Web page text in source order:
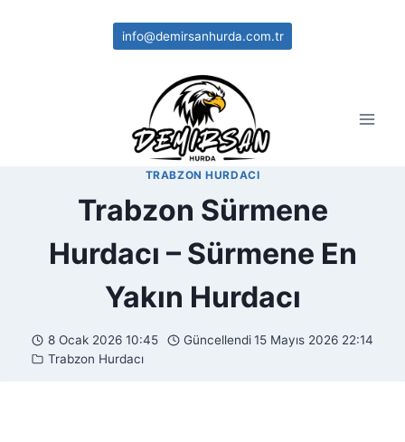
info@demirsanhurda.com.tr
TRABZON HURDACI
Trabzon Sürmene
Hurdacı – Sürmene En
Yakın Hurdacı
8 Ocak 2026 10:45 Güncellendi 15 Mayıs 2026 22:14
Trabzon Hurdacı